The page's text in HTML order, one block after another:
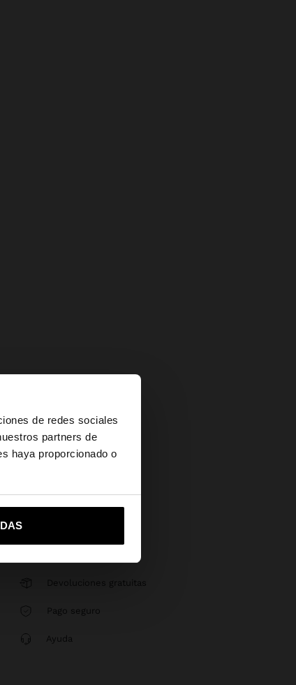
de redes sociales
partners de
haya proporcionado o
×
a United States
Devoluciones gratuitas
Pago seguro
Ayuda